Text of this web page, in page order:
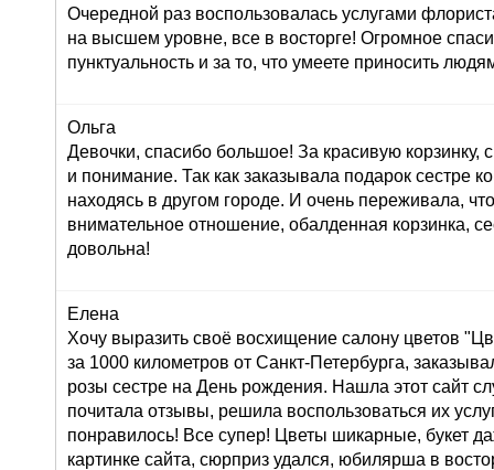
Очередной раз воспользовалась услугами
на высшем уровне, все в восторге! Огромное
пунктуальность и за то, что умеете приносить
Ольга
Девочки, спасибо большое! За красивую корзинку,
и понимание. Так как заказывала подарок сестре
находясь в другом городе. И очень переживала,
внимательное отношение, обалденная корзинка,
довольна!
Елена
Хочу выразить своё восхищение салону цветов
за 1000 километров от Санкт-Петербурга,
розы сестре на День рождения. Нашла этот сайт
почитала отзывы, решила воспользоваться их
понравилось! Все супер! Цветы шикарные, букет
картинке сайта, сюрприз удался, юбилярша в